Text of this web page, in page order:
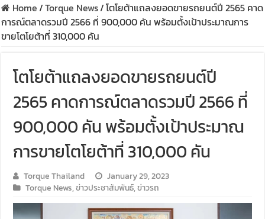
Home/Torque News/โตโยต้าแถลงยอดขายรถยนต์ปี 2565 คาด
การณ์ตลาดรวมปี 2566 ที่ 900,000 คัน พร้อมตั้งเป้าประมาณการ
ขายโตโยต้าที่ 310,000 คัน
โตโยต้าแถลงยอดขายรถยนต์ปี
2565 คาดการณ์ตลาดรวมปี 2566 ที่
900,000 คัน พร้อมตั้งเป้าประมาณ
การขายโตโยต้าที่ 310,000 คัน
Torque Thailand
January 29, 2023
Torque News,ข่าวประชาสัมพันธ์,ข่าวรถ